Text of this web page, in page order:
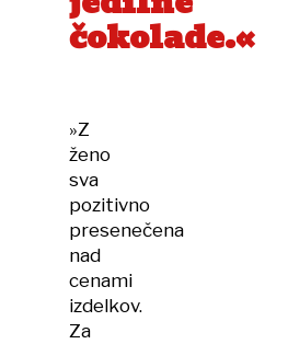
čokolade.«
»Z
ženo
sva
pozitivno
presenečena
nad
cenami
izdelkov.
Za